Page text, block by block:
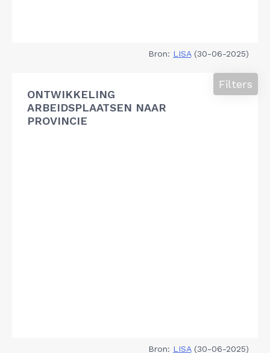
Bron: LISA(30-06-2025)
ONTWIKKELING
ARBEIDSPLAATSEN NAAR
PROVINCIE
Filters
Bron: LISA(30-06-2025)